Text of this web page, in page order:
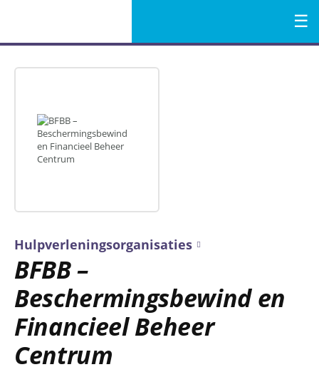
Menu
Hulpverleningsorganisaties
BFBB –
Beschermingsbewind en
Financieel Beheer
Centrum